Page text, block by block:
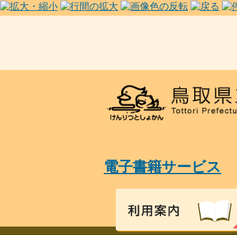
電子書籍サービス